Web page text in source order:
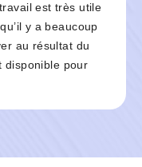
est très utile
y a beaucoup
au résultat du
disponible pour